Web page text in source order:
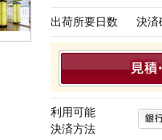
出荷所要日数 決済
利用可能
決済方法